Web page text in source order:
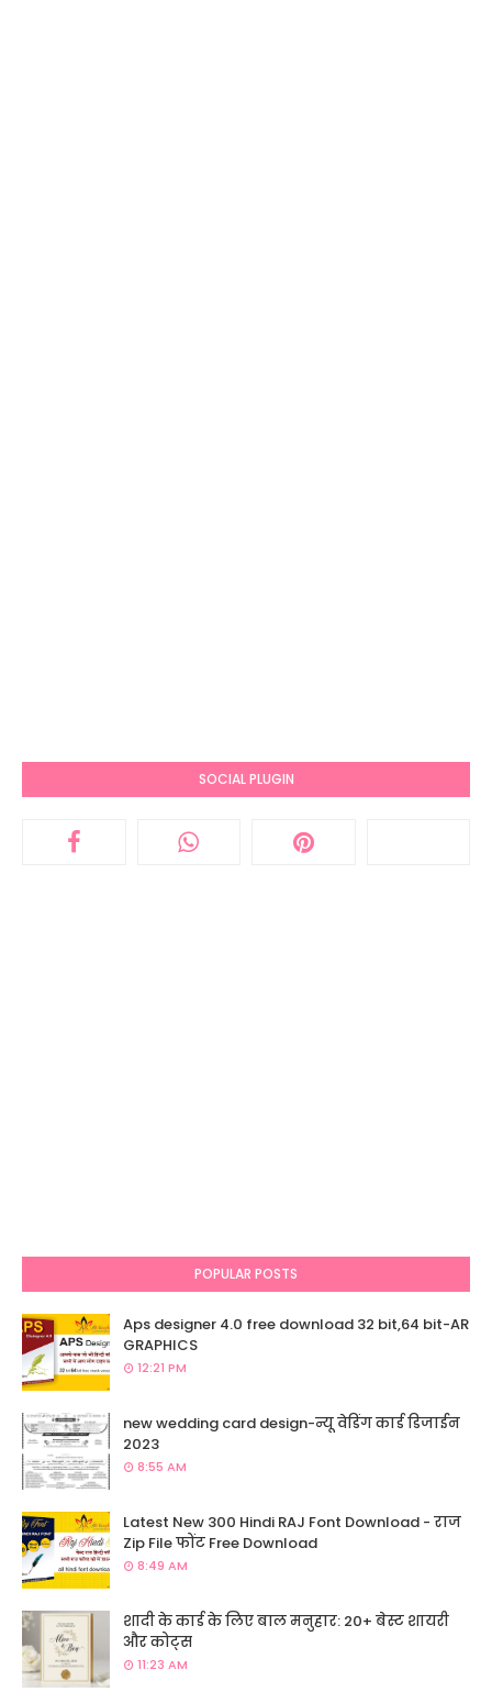
SOCIAL PLUGIN
POPULAR POSTS
Aps designer 4.0 free download 32 bit,64 bit-AR
GRAPHICS
12:21 PM
new wedding card design-न्यू वेडिंग कार्ड डिजाईन
2023
8:55 AM
Latest New 300 Hindi RAJ Font Download - राज
Zip File फोंट Free Download
8:49 AM
शादी के कार्ड के लिए बाल मनुहार: 20+ बेस्ट शायरी
और कोट्स
11:23 AM